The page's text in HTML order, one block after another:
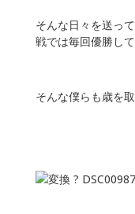
そんな日々を送っ
戦では毎回優勝し
そんな僕らも歳を